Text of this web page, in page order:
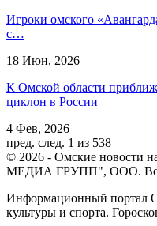
Игроки омского
с…
18 Июн, 2026
К Омской области
циклон в России
4 Фев, 2026
пред. след. 1 из 538
© 2026 - Омские новости
МЕДИА ГРУПП", ООО. Все
Информационный портал
культуры и спорта.